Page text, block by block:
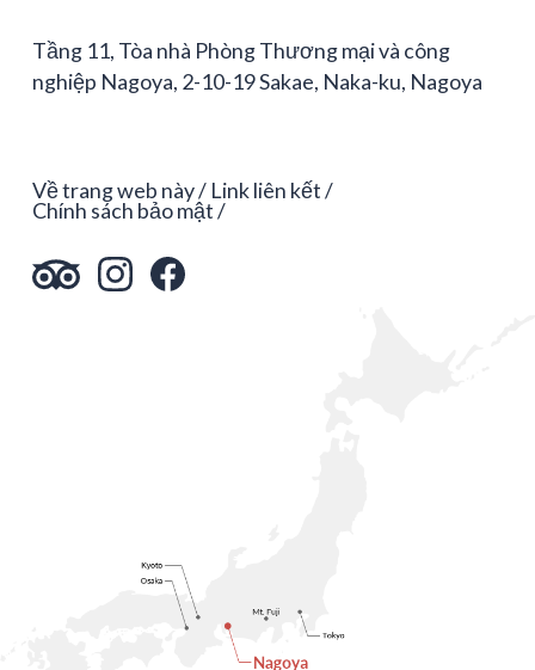
Tầng 11, Tòa nhà Phòng Thương mại và công
nghiệp Nagoya, 2-10-19 Sakae, Naka-ku, Nagoya
Về trang web này Link liên kết
Chính sách bảo mật